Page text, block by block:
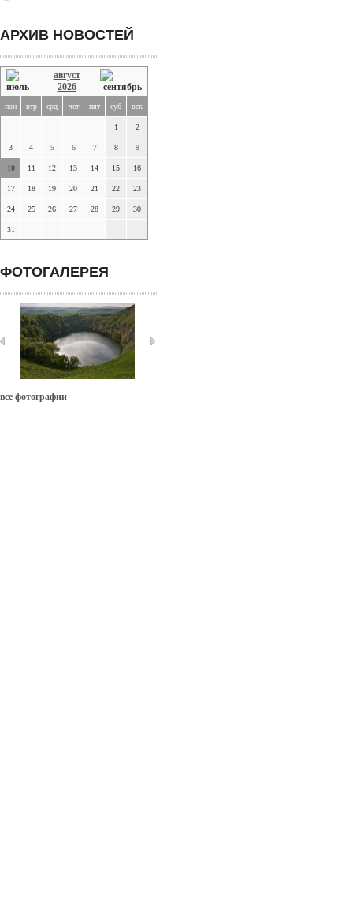
АРХИВ НОВОСТЕЙ
август
2026
пон втр срд чет пят суб вск
1 2
3 4 5 6 7 8 9
10 11 12 13 14 15 16
17 18 19 20 21 22 23
24 25 26 27 28 29 30
31
ФОТОГАЛЕРЕЯ
все фотографии